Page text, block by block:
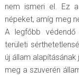
nem ismeri el. Ez
népeket, amíg meg
A legfőbb
területi
új állam
meg a szuverén